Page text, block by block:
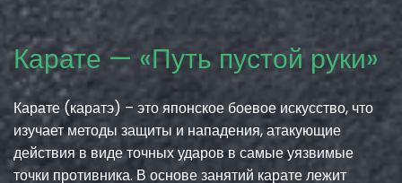
Карате — «Путь пустой руки»
Карате (каратэ) – это японское боевое искусство, что
изучает методы защиты и нападения, атакующие
действия в виде точных ударов в самые уязвимые
точки противника. В основе занятий карате лежит